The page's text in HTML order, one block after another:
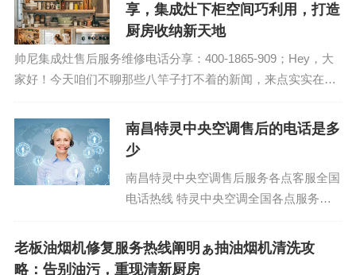
享，集成灶下柜空间巧利用，打造
厨房收纳新天地
帅尼集成灶售后服务维修电话分享：400-1865-909；Hey，大
家好！今天咱们不聊那些八竿子打不着的新闻，来点实实在在
用，这可是个大学问。怎么...
南昌特灵中央空调售后的电话是多
少
南昌特灵中央空调售后服务各点客服全国
电话热线 特灵中央空调全国各点服务电
400客...
老板油烟机修复服务热线阐明ぁ抽油烟机清洗攻
略：告别油污，重现清新厨房